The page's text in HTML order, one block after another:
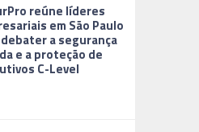
reúne líderes
em São Paulo
a segurança
e a proteção de
C-Level